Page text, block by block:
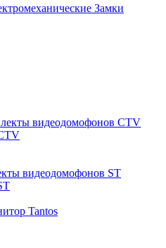
Замки
видеодомофонов CTV
видеодомофонов ST
Tantos